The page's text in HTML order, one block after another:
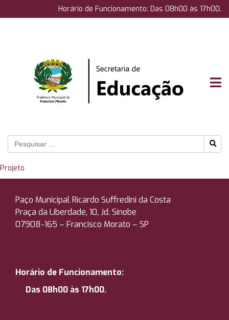
Horário de Funcionamento: Das 08h00 às 17h00.
Projeto
Paço Municipal Ricardo Suffredini da Costa
Praça da Liberdade, 10, Jd. Sinobe
07908-165 – Francisco Morato – SP
Horário de Funcionamento:
Das 08h00 às 17h00.